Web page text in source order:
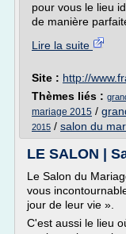
pour vous le lieu
de manière
Lire la suite
Site : http://
Thèmes liés :
mariage 2015 /
2015 / salon du
LE SALON |
Le Salon du
vous
jour de leur vie ».
C'est aussi le lieu